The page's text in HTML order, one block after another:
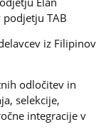
TAB
iz Filipinov
odločitev in
selekcije,
integracije v